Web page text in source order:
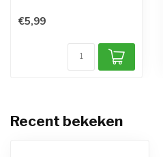
€5,99
Recent bekeken